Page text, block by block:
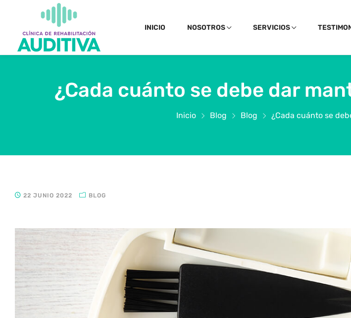
INICIO NOSOTROS SERVICIOS
¿Cada cuánto se debe dar
Inicio Blog Blog ¿Cada cuánto se
22 JUNIO 2022 BLOG